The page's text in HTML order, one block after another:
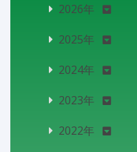
2026年
2025年
2024年
2023年
2022年